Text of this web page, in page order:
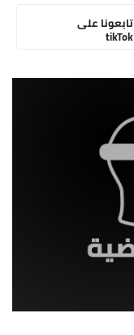
تابعونا على
tikTok